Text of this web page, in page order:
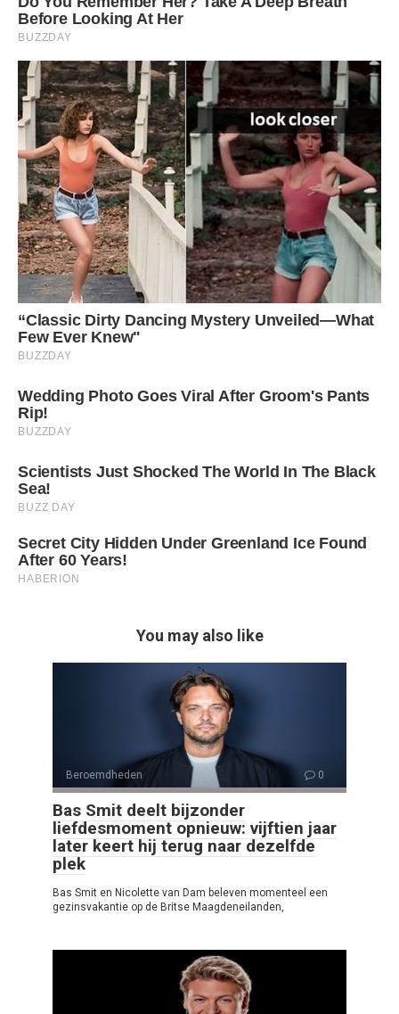
You may also like
Beroemdheden 0
Bas Smit deelt bijzonder
liefdesmoment opnieuw: vijftien jaar
later keert hij terug naar dezelfde
plek
Bas Smit en Nicolette van Dam beleven momenteel een
gezinsvakantie op de Britse Maagdeneilanden,